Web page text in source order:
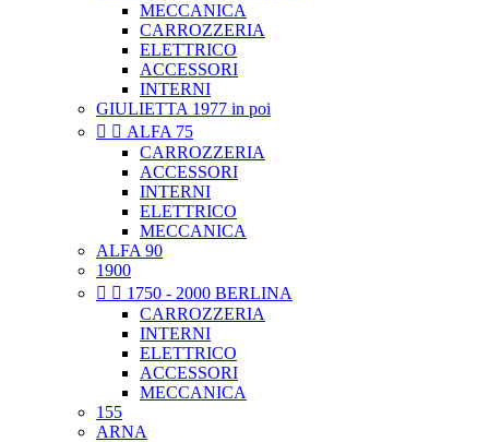
MECCANICA
CARROZZERIA
ELETTRICO
ACCESSORI
INTERNI
GIULIETTA 1977 in poi
  ALFA 75
CARROZZERIA
ACCESSORI
INTERNI
ELETTRICO
MECCANICA
ALFA 90
1900
  1750 - 2000 BERLINA
CARROZZERIA
INTERNI
ELETTRICO
ACCESSORI
MECCANICA
155
ARNA